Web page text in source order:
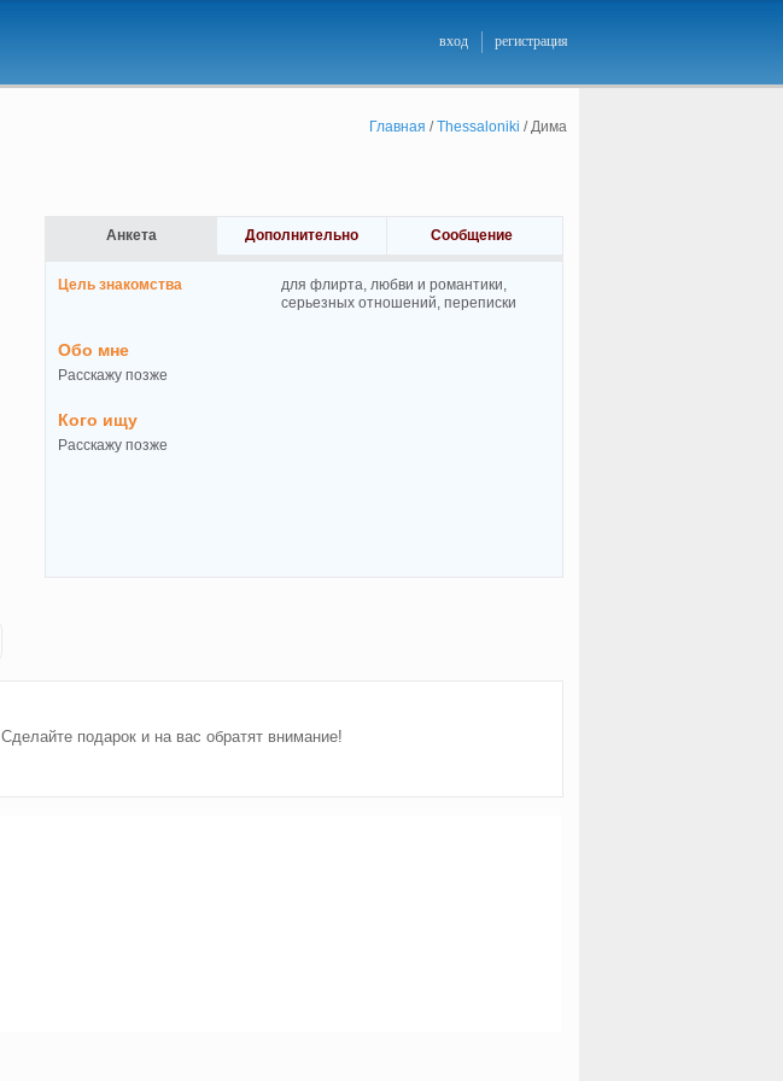
вход регистрация
Главная /Thessaloniki /Дима
Анкета Дополнительно Сообщение
Цель знакомства
для флирта, любви и романтики,
cерьезных отношений, переписки
Обо мне
Расскажу позже
Кого ищу
Расскажу позже
Сделайте подарок и на вас обратят внимание!